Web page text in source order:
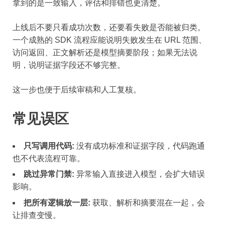
拿到的是一致输入，评估和排错也更清楚。
上线后不要只看成功次数，还要看失败是否能被归类。
一个成熟的 SDK 流程应能说明失败发生在 URL 范围、
访问返回、正文解析还是模型摘要阶段；如果无法说
明，说明证据字段还不够完整。
这一步也便于后续审稿和人工复核。
常见误区
只写调用代码: 没有成功标准和证据字段，代码跑通
也不代表流程可靠。
跳过异常门禁: 异常输入直接进入模型，会扩大错误
影响。
把所有逻辑放一层: 获取、解析和摘要混在一起，会
让排查变慢。